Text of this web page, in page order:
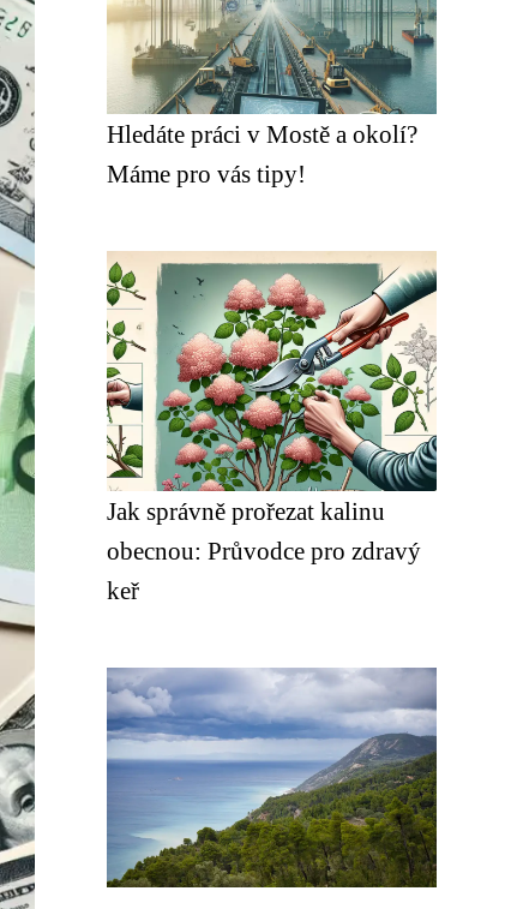
Hledáte práci v Mostě a okolí?
Máme pro vás tipy!
Jak správně prořezat kalinu
obecnou: Průvodce pro zdravý
keř